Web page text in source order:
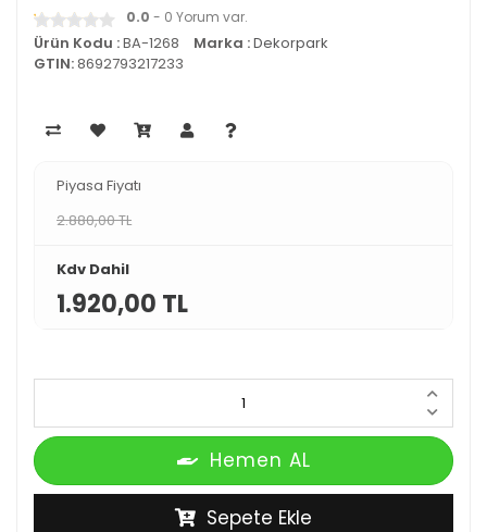
0.0 - 0 Yorum var.
Ürün Kodu :BA-1268 Marka :Dekorpark
GTIN:8692793217233
Piyasa Fiyatı
2.880,00 TL
Kdv Dahil
1.920,00 TL
Hemen AL
Sepete Ekle